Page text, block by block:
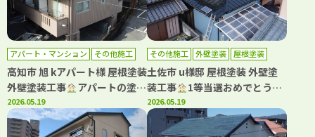
アパート・マンション
その他施工
外壁塗装
屋根塗装 防水工事
高知市 旭 kアパート様 屋根塗装
外壁塗装工事
アパートの塗
装・防水工事もおまかせ(^^)
2026.05.19
その他施工 外壁塗装 屋根塗装
土佐市 u様邸 屋根塗装 外壁塗
装工事
1等当選おめでとうご
ざいます
2026.05.19